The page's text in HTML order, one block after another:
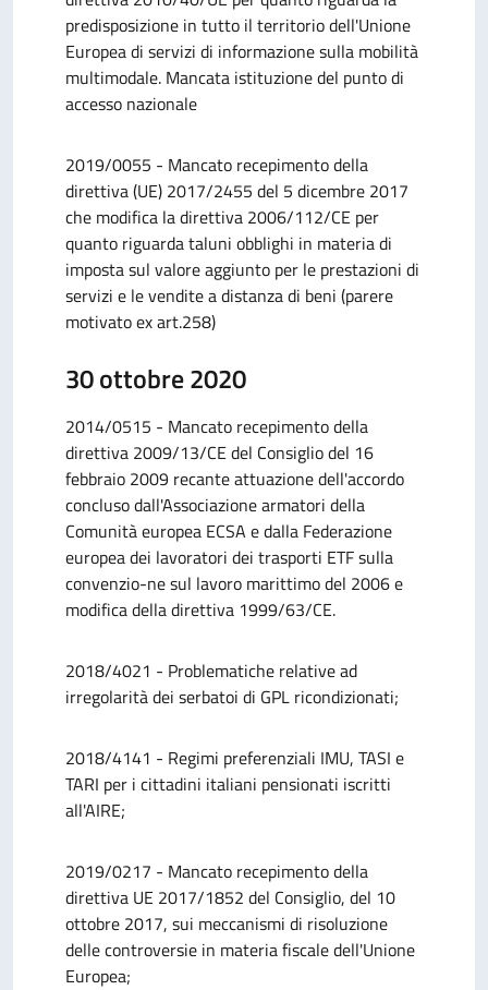
predisposizione in tutto il territorio dell'Unione
Europea di servizi di informazione sulla mobilità
multimodale. Mancata istituzione del punto di
accesso nazionale
2019/0055 - Mancato recepimento della
direttiva (UE) 2017/2455 del 5 dicembre 2017
che modifica la direttiva 2006/112/CE per
quanto riguarda taluni obblighi in materia di
imposta sul valore aggiunto per le prestazioni di
servizi e le vendite a distanza di beni (parere
motivato ex art.258)
30 ottobre 2020
2014/0515 - Mancato recepimento della
direttiva 2009/13/CE del Consiglio del 16
febbraio 2009 recante attuazione dell'accordo
concluso dall'Associazione armatori della
Comunità europea ECSA e dalla Federazione
europea dei lavoratori dei trasporti ETF sulla
convenzio-ne sul lavoro marittimo del 2006 e
modifica della direttiva 1999/63/CE.
2018/4021 - Problematiche relative ad
irregolarità dei serbatoi di GPL ricondizionati;
2018/4141 - Regimi preferenziali IMU, TASI e
TARI per i cittadini italiani pensionati iscritti
all'AIRE;
2019/0217 - Mancato recepimento della
direttiva UE 2017/1852 del Consiglio, del 10
ottobre 2017, sui meccanismi di risoluzione
delle controversie in materia fiscale dell'Unione
Europea;